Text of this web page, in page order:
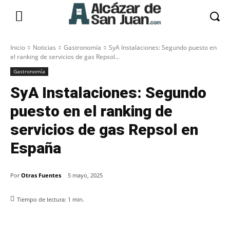
Inicio Noticias Gastronomía
SyA Instalaciones: Segundo puesto en
el ranking de servicios de gas Repsol...
Gastronomía
SyA Instalaciones: Segundo
puesto en el ranking de
servicios de gas Repsol en
España
Por Otras Fuentes 5 mayo, 2025
Tiempo de lectura: 1 min.